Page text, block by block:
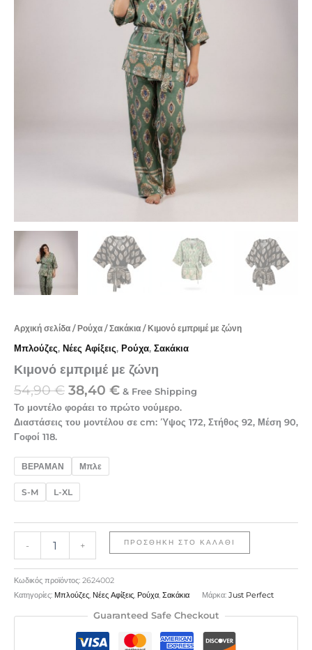
Αρχική σελίδα / Ρούχα /Σακάκια / Κιμονό εμπριμέ με ζώνη
Μπλούζες, Νέες Αφίξεις, Ρούχα, Σακάκια
Κιμονό εμπριμέ με ζώνη
54,90€ 38,40 € & Free Shipping
Το μοντέλο φοράει το πρώτο νούμερο.
Διαστάσεις του μοντέλου σε cm: Ύψος 172, Στήθος 92, Μέση 90,
Γοφοί 118.
ΒΕΡΑΜΑΝ Μπλε
S-M L-XL
- + ΠΡΟΣΘΉΚΗ ΣΤΟ ΚΑΛΆΘΙ
Κωδικός προϊόντος: 2624002
Κατηγορίες: Μπλούζες, Νέες Αφίξεις, Ρούχα, Σακάκια Μάρκα: Just Perfect
Guaranteed Safe Checkout